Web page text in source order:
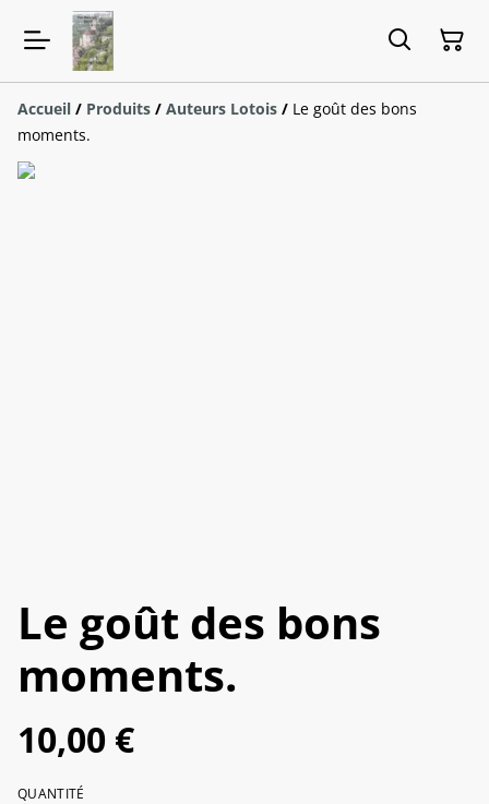
Accueil / Produits / Auteurs Lotois / Le goût des bons
moments.
Le goût des bons
moments.
10,00 €
QUANTITÉ